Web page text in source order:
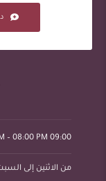
09:00 AM – 08:00 PM
من الاثنين إلى